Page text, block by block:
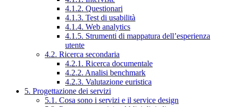
4.1.2. Questionari
4.1.3. Test di usabilità
4.1.4. Web analytics
4.1.5. Strumenti di mappatura dell’esperienza
utente
4.2. Ricerca secondaria
4.2.1. Ricerca documentale
4.2.2. Analisi benchmark
4.2.3. Valutazione euristica
5. Progettazione dei servizi
5.1. Cosa sono i servizi e il service design